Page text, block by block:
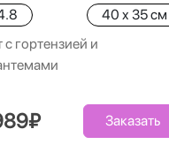
40 x 35 см
с гортензией и
Заказать